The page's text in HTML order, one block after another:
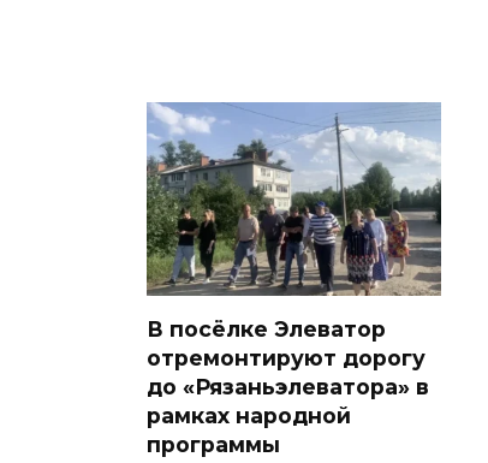
В посёлке Элеватор
отремонтируют дорогу
до «Рязаньэлеватора» в
рамках народной
программы